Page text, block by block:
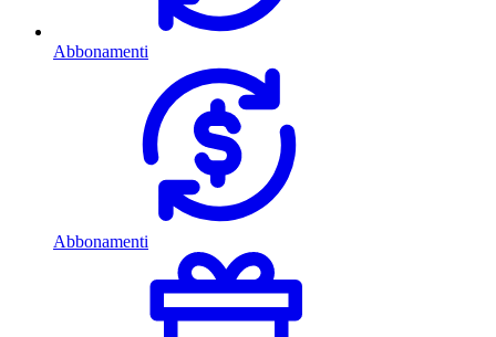
Abbonamenti
Abbonamenti